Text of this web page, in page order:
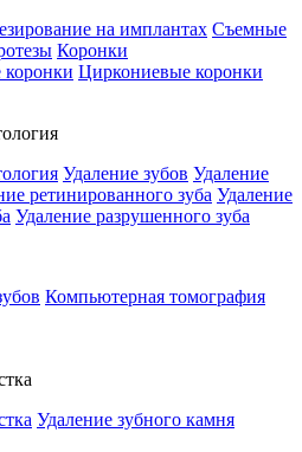
на имплантах Съемные
Коронки
коронки Циркониевые коронки
Удаление зубов Удаление
ретинированного зуба Удаление
Удаление разрушенного зуба
Компьютерная томография
Удаление зубного камня